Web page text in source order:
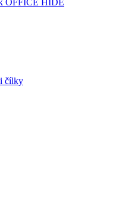
OFFICE HIDE
čílky